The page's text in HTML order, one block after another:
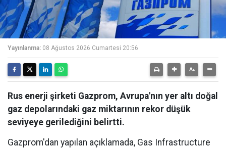
Yayınlanma: 08 Ağustos 2026 Cumartesi 20:56
Rus enerji şirketi Gazprom, Avrupa'nın yer altı doğal
gaz depolarındaki gaz miktarının rekor düşük
seviyeye gerilediğini belirtti.
Gazprom'dan yapılan açıklamada, Gas Infrastructure